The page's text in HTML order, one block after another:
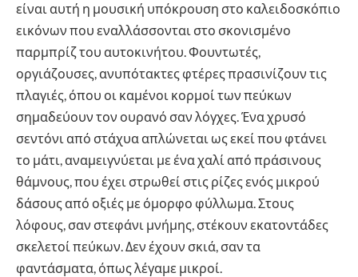
είναι αυτή η μουσική υπόκρουση στο καλειδοσκόπιο
εικόνων που εναλλάσσονται στο σκονισμένο
παρμπρίζ του αυτοκινήτου. Φουντωτές,
οργιάζουσες, ανυπότακτες φτέρες πρασινίζουν τις
πλαγιές, όπου οι καμένοι κορμοί των πεύκων
σημαδεύουν τον ουρανό σαν λόγχες. Ένα χρυσό
σεντόνι από στάχυα απλώνεται ως εκεί που φτάνει
το μάτι, αναμειγνύεται με ένα χαλί από πράσινους
θάμνους, που έχει στρωθεί στις ρίζες ενός μικρού
δάσους από οξιές με όμορφο φύλλωμα. Στους
λόφους, σαν στεφάνι μνήμης, στέκουν εκατοντάδες
σκελετοί πεύκων. Δεν έχουν σκιά, σαν τα
φαντάσματα, όπως λέγαμε μικροί.